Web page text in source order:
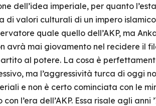
dell’idea imperiale, per quanto
di valori culturali di un impero
quale quello dell’AKP, ma
avrà mai giovamento nel recidere il
al potere. La cosa è
ma l’aggressività turca di oggi
e non è certo cominciata con le
l’era dell’AKP. Essa risale agli anni